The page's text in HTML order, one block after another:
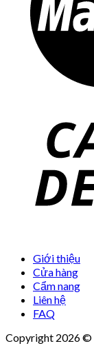
Giới thiệu
Cửa hàng
Cẩm nang
Liên hệ
FAQ
Copyright 2026 ©